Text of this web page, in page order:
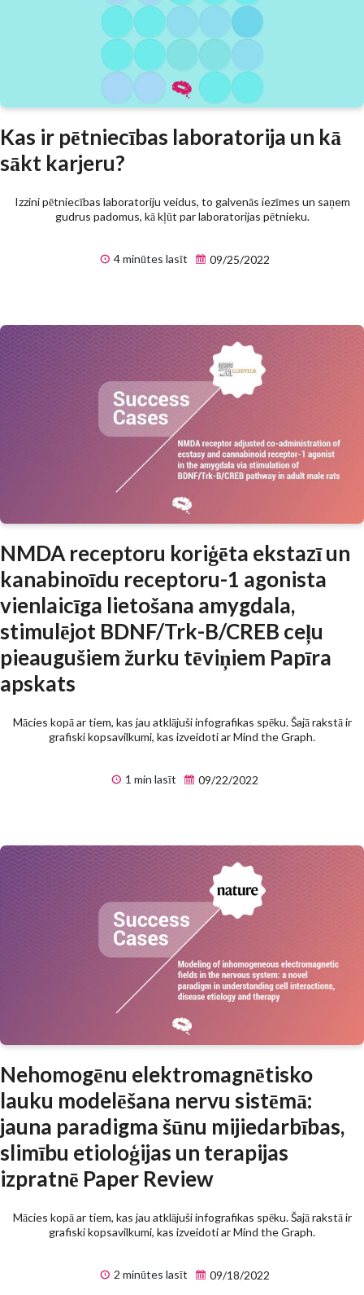
Kas ir pētniecības laboratorija un kā
sākt karjeru?
Izzini pētniecības laboratoriju veidus, to galvenās iezīmes un saņem
gudrus padomus, kā kļūt par laboratorijas pētnieku.
4 minūtes lasīt 09/25/2022
NMDA receptoru koriģēta ekstazī un
kanabinoīdu receptoru-1 agonista
vienlaicīga lietošana amygdala,
stimulējot BDNF/Trk-B/CREB ceļu
pieaugušiem žurku tēviņiem Papīra
apskats
Mācies kopā ar tiem, kas jau atklājuši infografikas spēku. Šajā rakstā ir
grafiski kopsavilkumi, kas izveidoti ar Mind the Graph.
1 min lasīt 09/22/2022
Nehomogēnu elektromagnētisko
lauku modelēšana nervu sistēmā:
jauna paradigma šūnu mijiedarbības,
slimību etioloģijas un terapijas
izpratnē Paper Review
Mācies kopā ar tiem, kas jau atklājuši infografikas spēku. Šajā rakstā ir
grafiski kopsavilkumi, kas izveidoti ar Mind the Graph.
2 minūtes lasīt 09/18/2022